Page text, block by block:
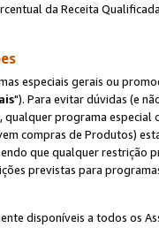
da Receita
especiais gerais ou
"). Para evitar dúvidas (e
programa
compras de Produtos)
que qualquer
previstas para
disponíveis a todos os